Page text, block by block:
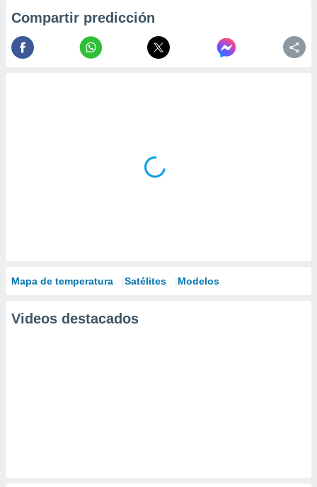
Compartir predicción
Mapa de temperatura Satélites Modelos
Videos destacados